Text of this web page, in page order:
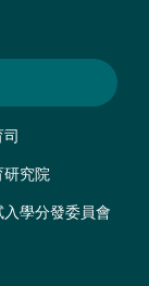
研究院
入學分發委員會